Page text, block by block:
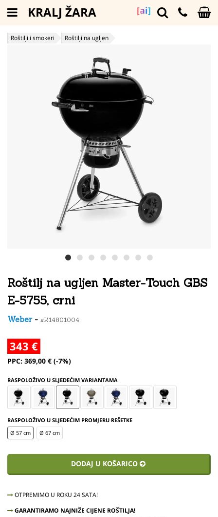
[ai]
KRALJ ŽARA
Roštilji i smokeri Roštilji na ugljen
Roštilj na ugljen Master-Touch GBS
E-5755, crni
Weber- #K14801004
343 €
PPC: 369,00 € (-7%)
RASPOLOŽIVO U SLJEDEĆIM VARIANTAMA
RASPOLOŽIVO U SLJEDEĆIM PROMJERU REŠETKE
Ø 57 cm
Ø 67 cm
DODAJ U KOŠARICO
OTPREMIMO U ROKU 24 SATA!
GARANTIRAMO NAJNIŽE CIJENE ROŠTILJA!